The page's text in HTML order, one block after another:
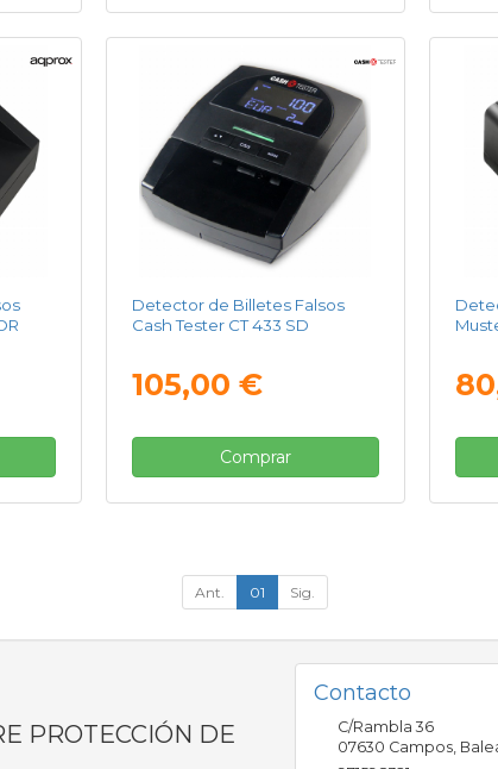
Detector de Billetes Falsos
Cash Tester CT 433 SD
105,00 €
Comprar
Ant. 01 Sig.
PROTECCIÓN DE
Contacto
C/Rambla 36
07630 Campos,